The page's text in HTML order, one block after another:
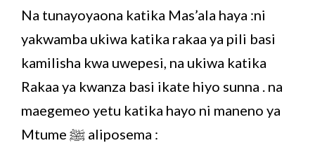
Na tunayoyaona katika Mas’ala haya :ni
yakwamba ukiwa katika rakaa ya pili basi
kamilisha kwa uwepesi, na ukiwa katika
Rakaa ya kwanza basi ikate hiyo sunna . na
maegemeo yetu katika hayo ni maneno ya
Mtume ﷺ aliposema :